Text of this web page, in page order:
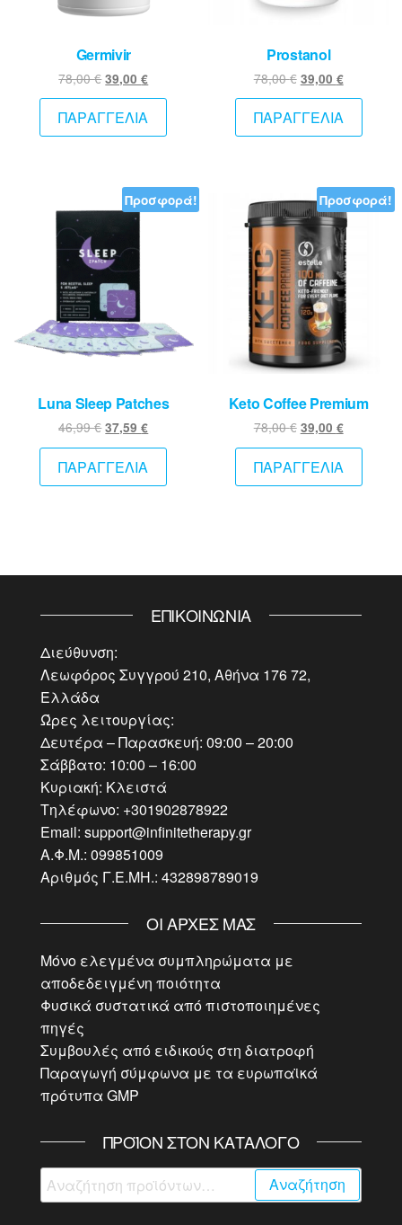
Germivir
78,00€Original
price
was:
78,00 €.
39,00€Η
τρέχουσα
είναι:
ΠΑΡΑΓΓΕΛΙΑ
Prostanol
78,00€ Original
price
was:
78,00 €.
39,00 €Η
είναι:
ΠΑΡΑΓΓΕΛΙΑ
Προσφορά!
Luna Sleep Patches
46,99€Original
price
was:
46,99 €.
37,59€Η
τρέχουσα
είναι:
ΠΑΡΑΓΓΕΛΙΑ
Προσφορά!
Keto Coffee Premium
78,00€ Original
price
was:
78,00 €.
39,00 €Η
είναι:
ΠΑΡΑΓΓΕΛΙΑ
ΕΠΙΚΟΙΝΩΝΊΑ
Διεύθυνση:
Λεωφόρος Συγγρού 210, Αθήνα 176 72,
Ελλάδα
Ώρες λειτουργίας:
Δευτέρα – Παρασκευή: 09:00 – 20:00
Σάββατο: 10:00 – 16:00
Κυριακή: Κλειστά
Τηλέφωνο: +301902878922
Email: support@infinitetherapy.gr
Α.Φ.Μ.: 099851009
Αριθμός Γ.Ε.ΜΗ.: 432898789019
ΟΙ ΑΡΧΈΣ ΜΑΣ
Μόνο ελεγμένα συμπληρώματα με
αποδεδειγμένη ποιότητα
Φυσικά συστατικά από πιστοποιημένες
πηγές
Συμβουλές από ειδικούς στη διατροφή
Παραγωγή σύμφωνα με τα ευρωπαϊκά
πρότυπα GMP
ΠΡΟΪΌΝ ΣΤΟΝ ΚΑΤΆΛΟΓΟ
Αναζήτηση
για:
Αναζήτηση